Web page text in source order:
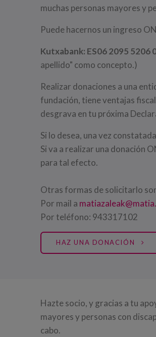
muchas personas mayores y
Puede hacernos un ingreso
Kutxabank: ES06 2095 5206
apellido" como concepto.)
Realizar donaciones a una
fundación, tiene ventajas
desgrava en tu próxima
Si lo desea, una vez
Si va a realizar una donación
para tal efecto.
Otras formas de solicitarlo
Por mail a
Por teléfono: 943317102
HAZ UNA DONACIÓN
Hazte socio, y gracias a tu
mayores y personas con
cabo.